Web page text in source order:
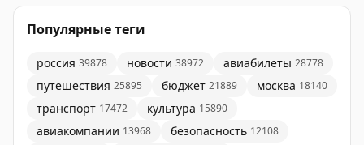
Популярные теги
россия 39878 новости 38972 авиабилеты 28778
путешествия 25895 бюджет 21889 москва 18140
транспорт 17472 культура 15890
авиакомпании 13968 безопасность 12108